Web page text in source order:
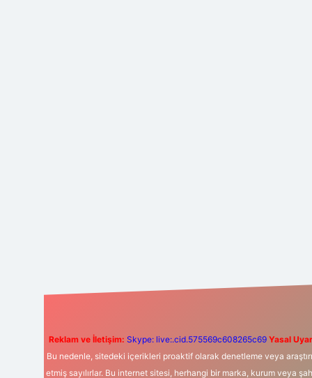
Reklam ve İletişim: Skype: live:.cid.575569c608265c69 Yasal
Bu nedenle, sitedeki içerikleri proaktif olarak denetleme veya
etmiş sayılırlar. Bu internet sitesi, herhangi bir marka, kurum veya